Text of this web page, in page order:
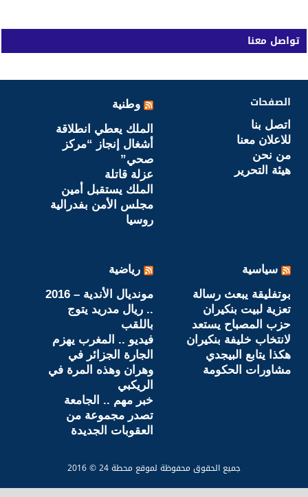
الصفحات
اتصل بنا
للاعلان معنا
من نحن
هيئة التحرير
وطنية
الملك يعطي انطلاقة
أشغال إنجاز “مركز
صحي”
عزلة قاتلة
الملك يستقبل أمين
مجلس الأمن بفدرالية
روسيا
بوتفليقة يبعث رسالة
تعزية لبيت بنكيران
حزب المصباح يستعد
لانتخاب خليفة بنكيران
هكذا يتابع البيجدي
مشاورات الحكومة
.. ريال مدريد يتوج
باللقب
فيديو .. المغرب يهزم
الجارة الجزائر في
وهران وهذه المرة في
الريكبي
خبر مهم .. الجامعة
تصدر مجموعة من
العقوبات الجديدة